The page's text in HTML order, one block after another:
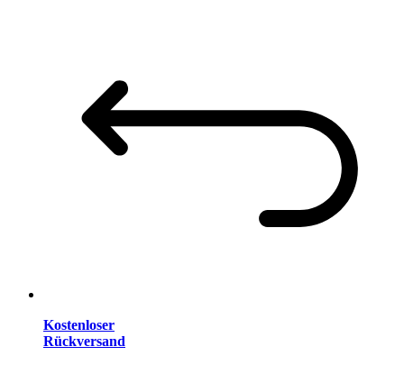
Kostenloser
Rückversand